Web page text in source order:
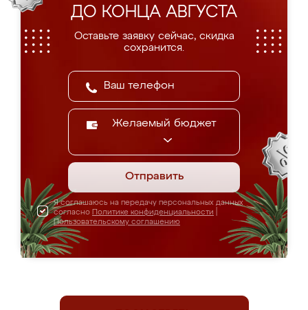
ДО КОНЦА АВГУСТА
Оставьте заявку сейчас, скидка
сохранится.
Желаемый бюджет
Отправить
Я соглашаюсь на передачу персональных данных
согласно Политике конфиденциальности
Пользовательскому соглашению